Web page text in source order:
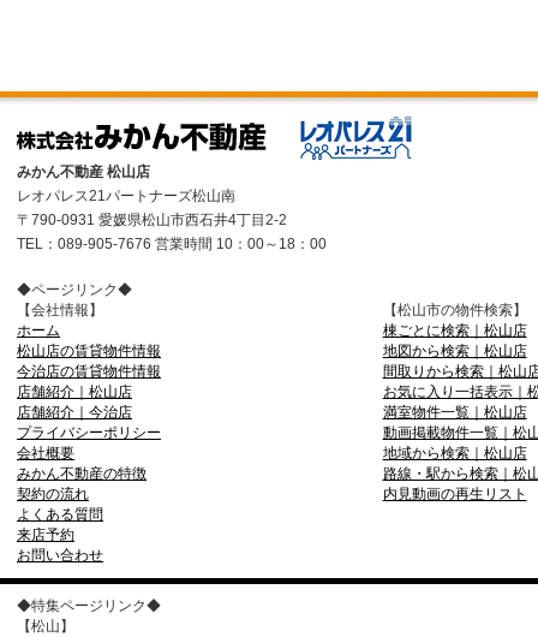
みかん不動産 松山店
レオパレス21パートナーズ松山南
〒790-0931 愛媛県松山市西石井4丁目2-2
TEL：089-905-7676 営業時間 10：00～18：00
◆ページリンク◆
【会社情報】
ホーム
松山店の賃貸物件情報
今治店の賃貸物件情報
店舗紹介｜松山店
店舗紹介｜今治店
プライバシーポリシー
会社概要
みかん不動産の特徴
契約の流れ
よくある質問
来店予約
お問い合わせ
【松山市の物件検索】
棟ごとに検索｜松山店
地図から検索｜松山店
間取りから検索｜松山
お気に入り一括表示｜
満室物件一覧｜松山店
動画掲載物件一覧｜松
地域から検索｜松山店
路線・駅から検索｜松
内見動画の再生リスト
◆特集ページリンク◆
【松山】